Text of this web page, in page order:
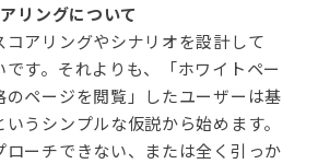
リングについて
コアリングやシナリオを設計して
す。それよりも、「ホワイトペー
のページを閲覧」したユーザーは基
うシンプルな仮説から始めます。
ーチできない、または全く引っか